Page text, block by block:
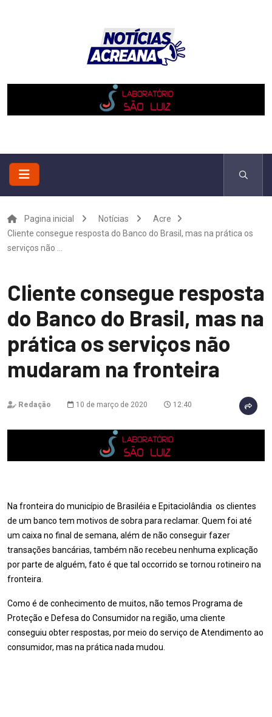
Pagina inicial Notícias
Acre
Cliente consegue resposta do Banco do Brasil, mas na prática os
serviços não ...
Cliente consegue resposta
do Banco do Brasil, mas na
prática os serviços não
mudaram na fronteira
Redação 10 de março de 2020 12:40
Na fronteira do município de Brasiléia e Epitaciolândia os clientes
de um banco tem motivos de sobra para reclamar. Quem foi até
um caixa no final de semana, além de não conseguir fazer
transações bancárias, também não recebeu nenhuma explicação
por parte de alguém, fato é que tal occorrido se tornou rotineiro na
fronteira.
Como é de conhecimento de muitos, não temos Programa de
Proteção e Defesa do Consumidor na região, uma cliente
conseguiu obter respostas, por meio do serviço de Atendimento ao
consumidor, mas na prática nada mudou.